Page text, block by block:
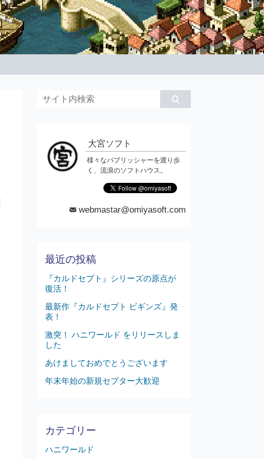
大宮ソフト
様々なパブリッシャーを渡り歩
く、流浪のソフトハウス。
mail webmastar@omiyasoft.com
最近の投稿
『カルドセプト』シリーズの原点が
復活！
最新作『カルドセプト ビギンズ』発
表！
激突！ ハニワールド をリリースしま
した
あけましておめでとうございます
年末年始の新規セプター大歓迎
カテゴリー
ハニワールド